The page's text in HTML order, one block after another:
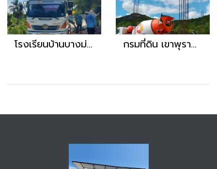
โรงเรียนบ้านบางม่วง กรมที่ดิน เขาพุราง จ.กาญจนบุรี